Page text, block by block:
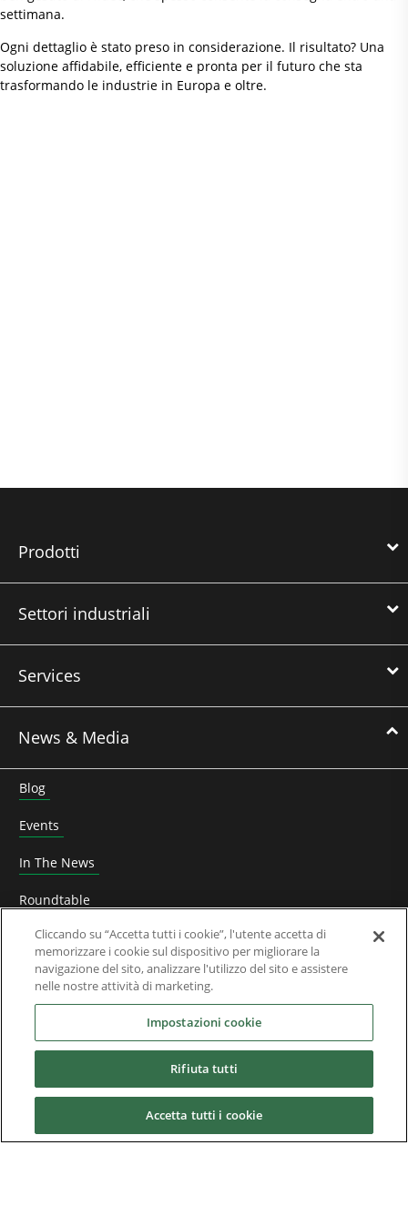
settimana.
Ogni dettaglio è stato preso in considerazione. Il risultato? Una
soluzione affidabile, efficiente e pronta per il futuro che sta
trasformando le industrie in Europa e oltre.
Prodotti
Settori industriali
Services
News & Media
Blog
Events
In The News
Roundtable
Leadership di pensiero
Whitepaper
Downloads
Cliccando su “Accetta tutti i cookie”, l'utente accetta di
memorizzare i cookie sul dispositivo per migliorare la
navigazione del sito, analizzare l'utilizzo del sito e assistere
nelle nostre attività di marketing.
Impostazioni cookie
Rifiuta tutti
Accetta tutti i cookie